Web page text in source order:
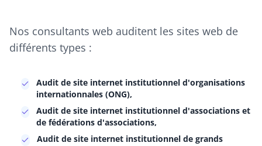
Nos consultants web auditent les sites web de
différents types :
Audit de site internet institutionnel d'organisations
internationnales (ONG),
Audit de site internet institutionnel d'associations et
de fédérations d'associations,
Audit de site internet institutionnel de grands